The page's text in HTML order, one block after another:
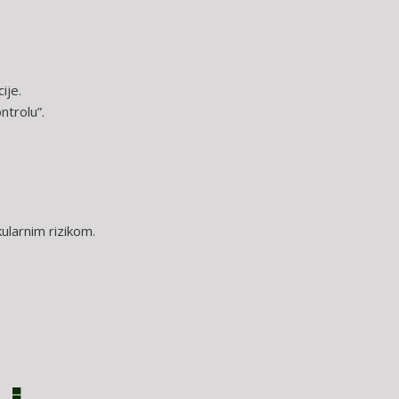
rizikom.